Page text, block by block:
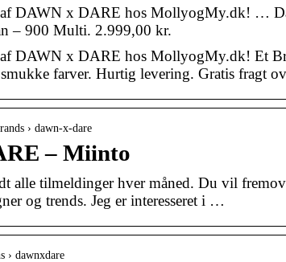
af DAWN x DARE hos MollyogMy.dk! …
– 900 Multi. 2.999,00 kr.
af DAWN x DARE hos MollyogMy.dk! Et
farver. Hurtig levering. Gratis fragt
› dawn-x-dare
– Miinto
alle tilmeldinger hver måned. Du vil
og trends. Jeg er interesseret i …
› dawnxdare